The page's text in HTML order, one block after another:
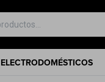
ELECTRODOMÉSTICOS